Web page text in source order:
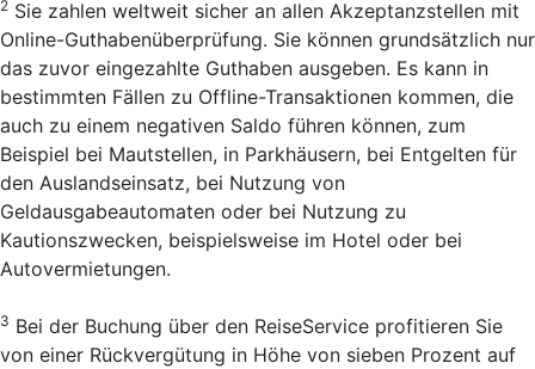
2 Sie zahlen weltweit sicher an allen Akzeptanzstellen mit
Online-Guthabenüberprüfung. Sie können grundsätzlich nur
das zuvor eingezahlte Guthaben ausgeben. Es kann in
bestimmten Fällen zu Offline-Transaktionen kommen, die
auch zu einem negativen Saldo führen können, zum
Beispiel bei Mautstellen, in Parkhäusern, bei Entgelten für
den Auslandseinsatz, bei Nutzung von
Geldausgabeautomaten oder bei Nutzung zu
Kautionszwecken, beispielsweise im Hotel oder bei
Autovermietungen.
3 Bei der Buchung über den Reise­Service profitieren Sie
von einer Rückvergütung in Höhe von sieben Prozent auf